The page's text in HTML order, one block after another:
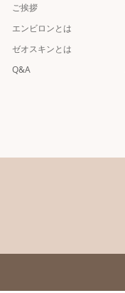
ご挨拶
エンビロンとは
ゼオスキンとは
Q&A